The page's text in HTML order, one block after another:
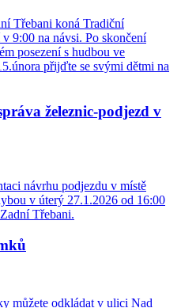
Třebani koná Tradiční
9:00 na návsi. Po skončení
posezení s hudbou ve
přijďte se svými dětmi na
železnic-podjezd v
návrhu podjezdu v místě
v úterý 27.1.2026 od 16:00
Třebani.
můžete odkládat v ulici Nad